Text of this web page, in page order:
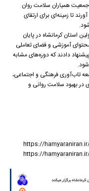
جمعیت همیاران سلامت روان
تا زمینه‌ای برای ارتقای
استان کرمانشاه در پایان
محتوای آموزشی و فضای تعاملی
دادند که دوره‌های مشابه
تاب‌آوری فرهنگی و اجتماعی،
در بهبود سلامت روانی و